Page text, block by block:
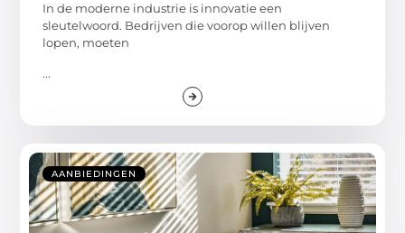
In de moderne industrie is innovatie een
sleutelwoord. Bedrijven die voorop willen blijven
lopen, moeten
...
AANBIEDINGEN